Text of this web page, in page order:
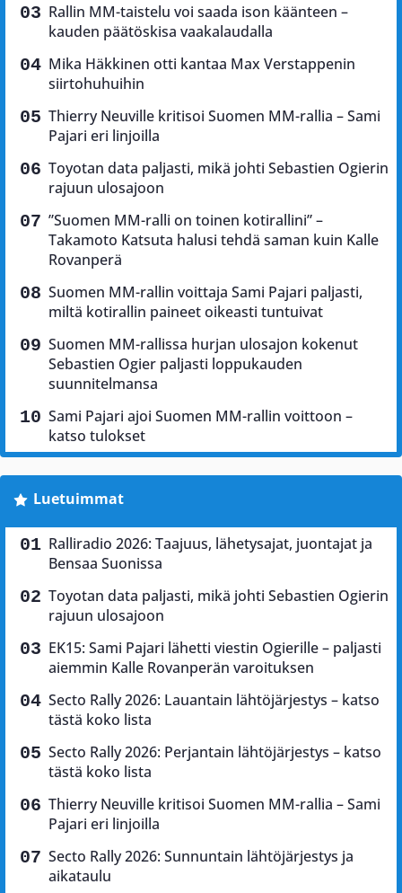
Rallin MM-taistelu voi saada ison käänteen –
kauden päätöskisa vaakalaudalla
Mika Häkkinen otti kantaa Max Verstappenin
siirtohuhuihin
Thierry Neuville kritisoi Suomen MM-rallia – Sami
Pajari eri linjoilla
Toyotan data paljasti, mikä johti Sebastien Ogierin
rajuun ulosajoon
”Suomen MM-ralli on toinen kotirallini” –
Takamoto Katsuta halusi tehdä saman kuin Kalle
Rovanperä
Suomen MM-rallin voittaja Sami Pajari paljasti,
miltä kotirallin paineet oikeasti tuntuivat
Suomen MM-rallissa hurjan ulosajon kokenut
Sebastien Ogier paljasti loppukauden
suunnitelmansa
Sami Pajari ajoi Suomen MM-rallin voittoon –
katso tulokset
Luetuimmat
Ralliradio 2026: Taajuus, lähetysajat, juontajat ja
Bensaa Suonissa
Toyotan data paljasti, mikä johti Sebastien Ogierin
rajuun ulosajoon
EK15: Sami Pajari lähetti viestin Ogierille – paljasti
aiemmin Kalle Rovanperän varoituksen
Secto Rally 2026: Lauantain lähtöjärjestys – katso
tästä koko lista
Secto Rally 2026: Perjantain lähtöjärjestys – katso
tästä koko lista
Thierry Neuville kritisoi Suomen MM-rallia – Sami
Pajari eri linjoilla
Secto Rally 2026: Sunnuntain lähtöjärjestys ja
aikataulu